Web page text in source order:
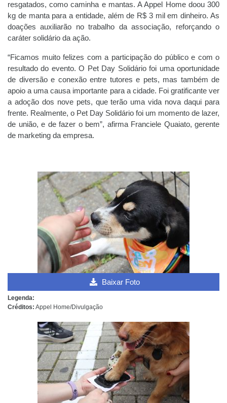
resgatados, como caminha e mantas. A Appel Home doou 300
kg de manta para a entidade, além de R$ 3 mil em dinheiro. As
doações auxiliarão no trabalho da associação, reforçando o
caráter solidário da ação.
“Ficamos muito felizes com a participação do público e com o
resultado do evento. O Pet Day Solidário foi uma oportunidade
de diversão e conexão entre tutores e pets, mas também de
apoio a uma causa importante para a cidade. Foi gratificante ver
a adoção dos nove pets, que terão uma vida nova daqui para
frente. Realmente, o Pet Day Solidário foi um momento de lazer,
de união, e de fazer o bem”, afirma Franciele Quaiato, gerente
de marketing da empresa.
Baixar Foto
Legenda:
Créditos: Appel Home/Divulgação